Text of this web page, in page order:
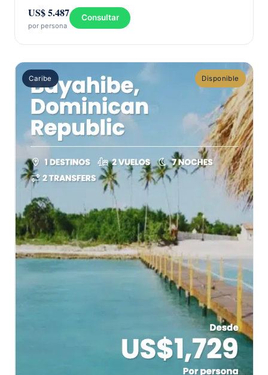
US$ 5.487
por persona
Consultar
Caribe Disponible